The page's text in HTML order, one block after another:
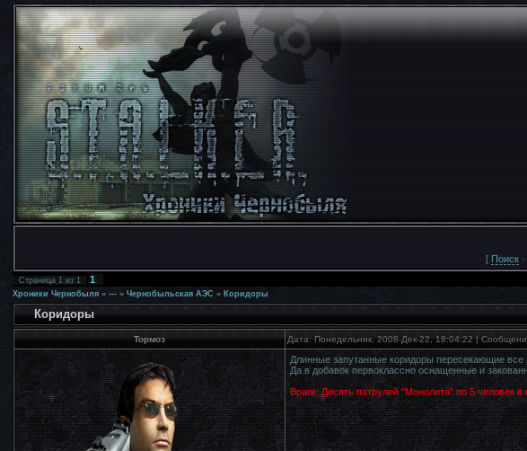
[ Поиск ·
Страница1из1 1
Хроники Чернобыля » --- » Чернобыльская АЭС » Коридоры
Коридоры
Тормоз Дата: Понедельник, 2008-Дек-22, 18:04:22 |
Длинные запутанные коридоры пересекающие все
Да в добавок первоклассно оснащенные и
Враги: Десять патрулей "Монолита" по 5 человек